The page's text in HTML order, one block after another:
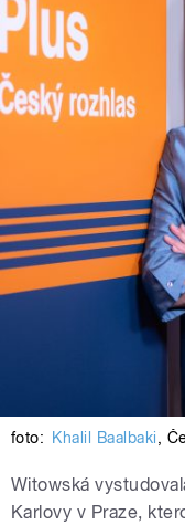
foto: Khalil Baalbaki,
Witowská
Karlovy v Praze,